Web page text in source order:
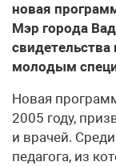
новая
Мэр города
молодым
Новая
2005 году,
и врачей.
педагога, из